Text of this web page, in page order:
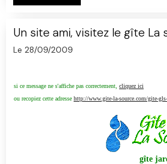
Un site ami, visitez le gîte La
Le 28/09/2009
si ce message ne s'affiche pas correctement, cliquez ici
ou recopiez cette adresse http://www.gite-la-source.com/gite-
gîte